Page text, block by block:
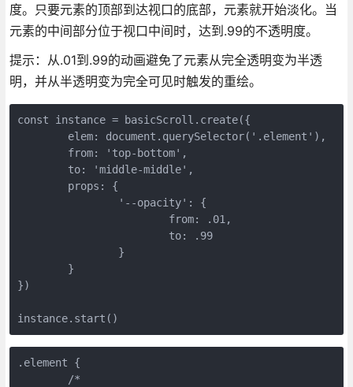
度。只要元素的顶部到达视口的底部，元素就开始淡化。当
元素的中间部分位于视口中间时，达到.99的不透明度。
提示：从.01到.99的动画避免了元素从完全透明变为半透
明，并从半透明变为完全可见时触发的重绘。
const instance = basicScroll.create({
})
instance.start()
.element {